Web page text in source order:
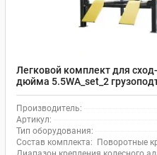
Легковой комплект для
дюйма 5.5WA_set_2
Производитель:
Артикул:
Тип оборудования:
Состав комплекта:
Поворотные